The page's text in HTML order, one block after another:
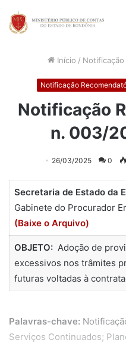
Início /
Notificação
Notificação
n. 003/
26/03/2025 0
Secretaria de Estado da
Gabinete do Procurador
(Baixe o Arquivo)
OBJETO:Adoção de
excessivos nos trâmites
futuras voltadas à
Palavras-chave:
Serviços Continuados;